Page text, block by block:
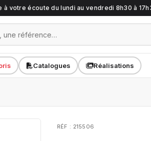
votre écoute du lundi au vendredi 8h30 à
Catalogues Réalisations
RÉF : 215506